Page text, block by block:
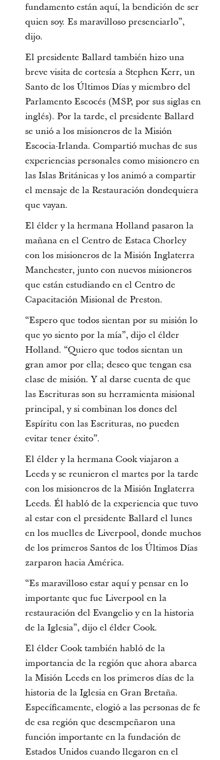
fundamento están aquí, la bendición de ser
quien soy. Es maravilloso presenciarlo”,
dijo.
El presidente Ballard también hizo una
breve visita de cortesía a Stephen Kerr, un
Santo de los Últimos Días y miembro del
Parlamento Escocés (MSP, por sus siglas en
inglés). Por la tarde, el presidente Ballard
se unió a los misioneros de la Misión
Escocia-Irlanda. Compartió muchas de sus
experiencias personales como misionero en
las Islas Británicas y los animó a compartir
el mensaje de la Restauración dondequiera
que vayan.
El élder y la hermana Holland pasaron la
mañana en el Centro de Estaca Chorley
con los misioneros de la Misión Inglaterra
Manchester, junto con nuevos misioneros
que están estudiando en el Centro de
Capacitación Misional de Preston.
“Espero que todos sientan por su misión lo
que yo siento por la mía”, dijo el élder
Holland. “Quiero que todos sientan un
gran amor por ella; deseo que tengan esa
clase de misión. Y al darse cuenta de que
las Escrituras son su herramienta misional
principal, y si combinan los dones del
Espíritu con las Escrituras, no pueden
evitar tener éxito”.
El élder y la hermana Cook viajaron a
Leeds y se reunieron el martes por la tarde
con los misioneros de la Misión Inglaterra
Leeds. Él habló de la experiencia que tuvo
al estar con el presidente Ballard el lunes
en los muelles de Liverpool, donde muchos
de los primeros Santos de los Últimos Días
zarparon hacia América.
“Es maravilloso estar aquí y pensar en lo
importante que fue Liverpool en la
restauración del Evangelio y en la historia
de la Iglesia”, dijo el élder Cook.
El élder Cook también habló de la
importancia de la región que ahora abarca
la Misión Leeds en los primeros días de la
historia de la Iglesia en Gran Bretaña.
Específicamente, elogió a las personas de fe
de esa región que desempeñaron una
función importante en la fundación de
Estados Unidos cuando llegaron en el